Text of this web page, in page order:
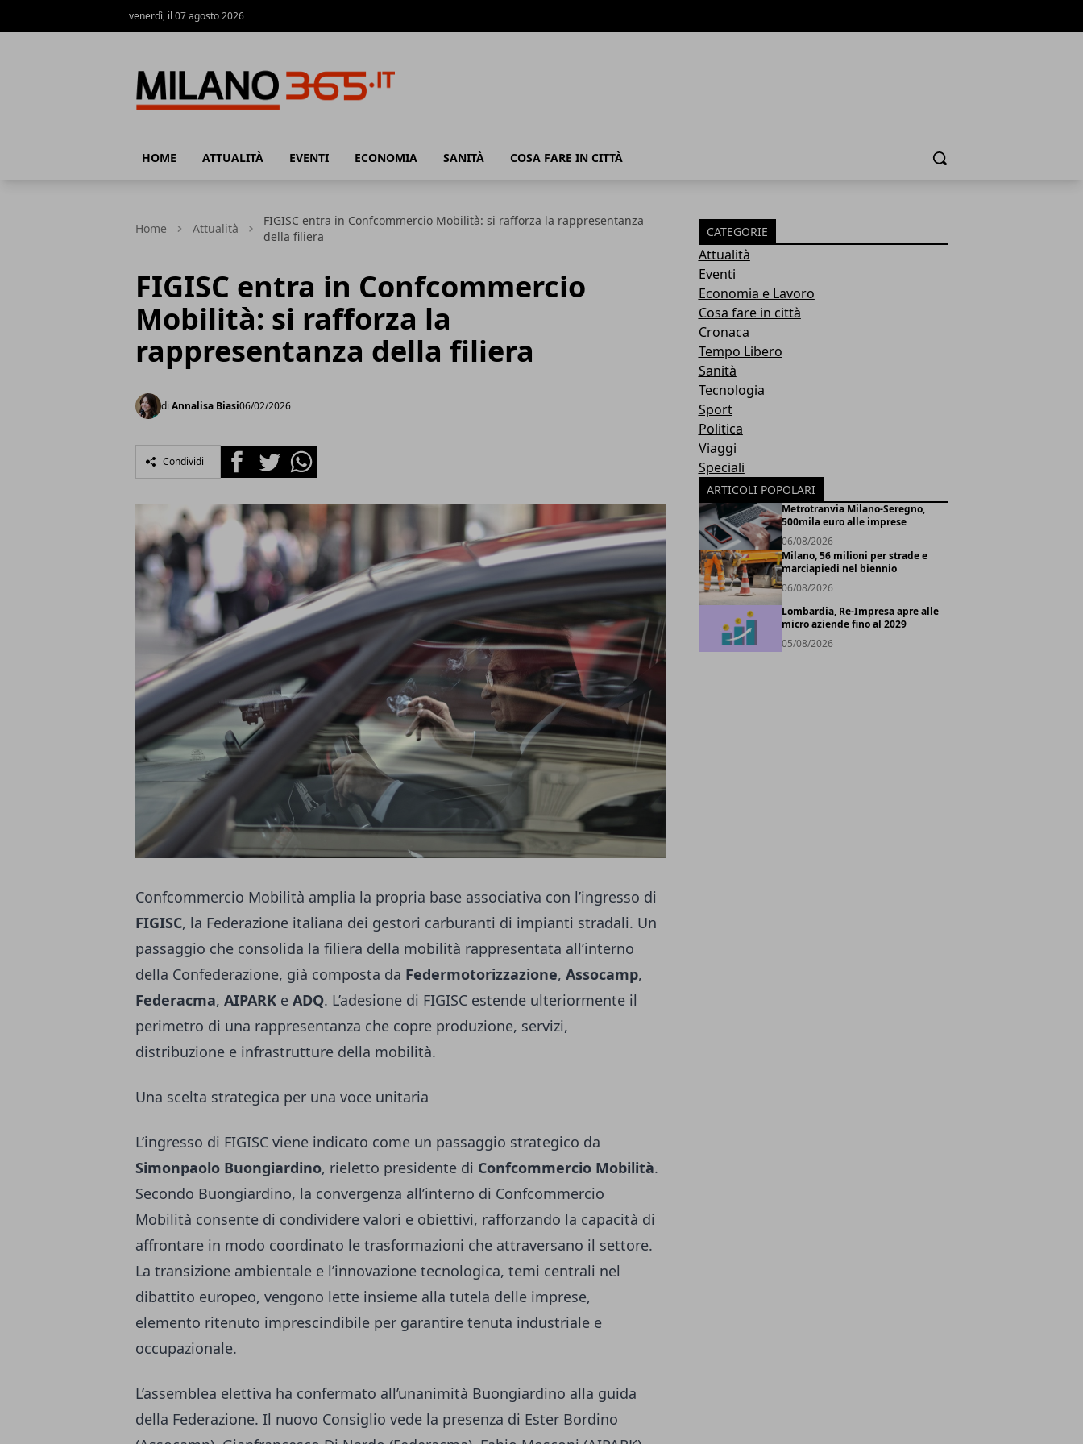
venerdì, il 07 agosto 2026
HOME ATTUALITÀ EVENTI ECONOMIA SANITÀ COSA FARE IN CITTÀ Cerca
Home Attualità
FIGISC entra in Confcommercio Mobilità: si rafforza la rappresentanza
della filiera
FIGISC entra in Confcommercio
Mobilità: si rafforza la
rappresentanza della filiera
di Annalisa Biasi06/02/2026
Condividi FacebookTwitterWhatsapp
Confcommercio Mobilità amplia la propria base associativa con l’ingresso di
FIGISC, la Federazione italiana dei gestori carburanti di impianti stradali. Un
passaggio che consolida la filiera della mobilità rappresentata all’interno
della Confederazione, già composta da Federmotorizzazione, Assocamp,
Federacma, AIPARK e ADQ. L’adesione di FIGISC estende ulteriormente il
perimetro di una rappresentanza che copre produzione, servizi,
distribuzione e infrastrutture della mobilità.
Una scelta strategica per una voce unitaria
L’ingresso di FIGISC viene indicato come un passaggio strategico da
Simonpaolo Buongiardino, rieletto presidente di Confcommercio Mobilità.
Secondo Buongiardino, la convergenza all’interno di Confcommercio
Mobilità consente di condividere valori e obiettivi, rafforzando la capacità di
affrontare in modo coordinato le trasformazioni che attraversano il settore.
La transizione ambientale e l’innovazione tecnologica, temi centrali nel
dibattito europeo, vengono lette insieme alla tutela delle imprese,
elemento ritenuto imprescindibile per garantire tenuta industriale e
occupazionale.
L’assemblea elettiva ha confermato all’unanimità Buongiardino alla guida
della Federazione. Il nuovo Consiglio vede la presenza di Ester Bordino
CATEGORIE
Attualità
Eventi
Economia e Lavoro
Cosa fare in città
Cronaca
Tempo Libero
Sanità
Tecnologia
Sport
Politica
Viaggi
Speciali
ARTICOLI POPOLARI
Metrotranvia Milano-Seregno,
500mila euro alle imprese
06/08/2026
Milano, 56 milioni per strade e
marciapiedi nel biennio
06/08/2026
Lombardia, Re-Impresa apre alle
micro aziende fino al 2029
05/08/2026